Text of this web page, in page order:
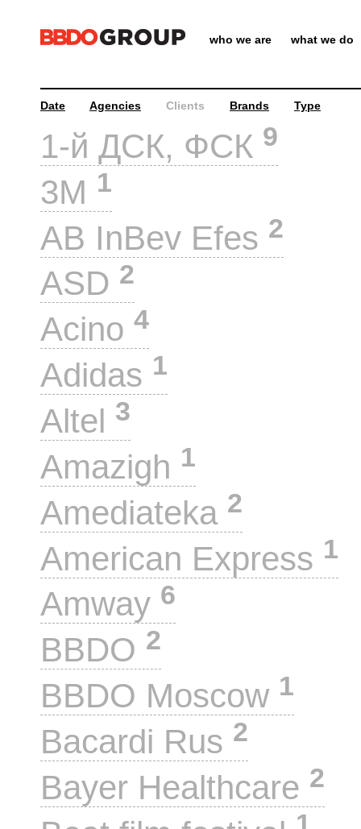
who we are what we do
Date Agencies Clients Brands Type
1-й ДСК, ФСК 9
3M 1
AB InBev Efes 2
ASD 2
Acino 4
Adidas 1
Altel 3
Amazigh 1
Amediateka 2
American Express 1
Amway 6
BBDO 2
BBDO Moscow 1
Bacardi Rus 2
Bayer Healthcare 2